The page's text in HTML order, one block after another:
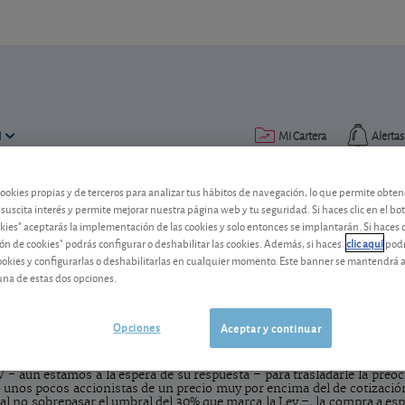
Alertas
Mi Cartera
lectura: 2 min. Publicado el 02 febrero 2009
En defensa del pequeño
Ante una posible toma de control de
equivalente para los pequeños
aún estamos a la espera de su respuesta – para trasladarle la
pocos accionistas de un precio muy por encima del de
propias y de terceros para analizar tus hábitos de navegación, lo que permite
interés y permite mejorar nuestra página web y tu seguridad. Si haces clic en el
aceptarás la implementación de las cookies y solo entonces se implantarán. Si haces
de cookies" podrás configurar o deshabilitar las cookies. Además, si haces clic aquí
y configurarlas o deshabilitarlas en cualquier momento. Este banner se mantendrá
de estas dos opciones.
Aceptar y continuar
Opciones